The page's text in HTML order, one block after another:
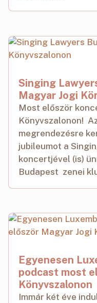
Singing
Magyar Jogi
Most először
Könyvszalonon!
megrendezésre
jubileumot a
koncertjével (is)
Budapest zenei
Egyenesen
podcast most
Könyvszalonon
Immár két éve